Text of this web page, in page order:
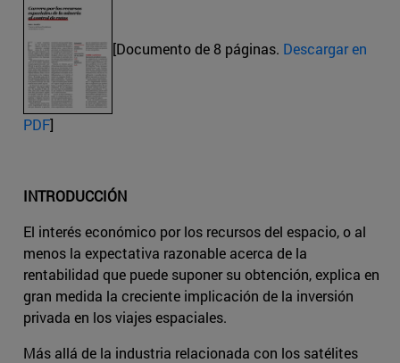
[Documento de 8 páginas. Descargar en
PDF]
INTRODUCCIÓN
El interés económico por los recursos del espacio, o al
menos la expectativa razonable acerca de la
rentabilidad que puede suponer su obtención, explica en
gran medida la creciente implicación de la inversión
privada en los viajes espaciales.
Más allá de la industria relacionada con los satélites